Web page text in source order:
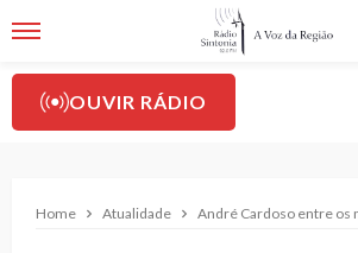
OUVIR RÁDIO
Home Atualidade André Cardoso entre os